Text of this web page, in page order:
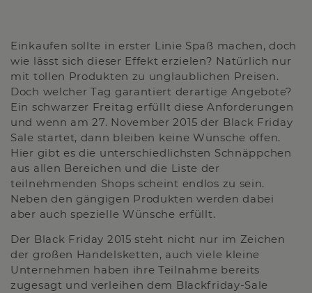
Einkaufen sollte in erster Linie Spaß machen, doch
wie lässt sich dieser Effekt erzielen? Natürlich nur
mit tollen Produkten zu unglaublichen Preisen.
Doch welcher Tag garantiert derartige Angebote?
Ein schwarzer Freitag erfüllt diese Anforderungen
und wenn am 27. November 2015 der Black Friday
Sale startet, dann bleiben keine Wünsche offen.
Hier gibt es die unterschiedlichsten Schnäppchen
aus allen Bereichen und die Liste der
teilnehmenden Shops scheint endlos zu sein.
Neben den gängigen Produkten werden dabei
aber auch spezielle Wünsche erfüllt.
Der Black Friday 2015 steht nicht nur im Zeichen
der großen Handelsketten, auch viele kleine
Unternehmen haben ihre Teilnahme bereits
zugesagt und verleihen dem Blackfriday-Sale